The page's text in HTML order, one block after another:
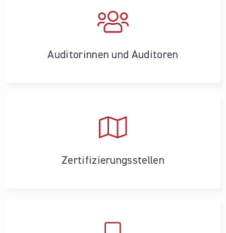
Auditorinnen und Auditoren
Zertifizierungs­stellen